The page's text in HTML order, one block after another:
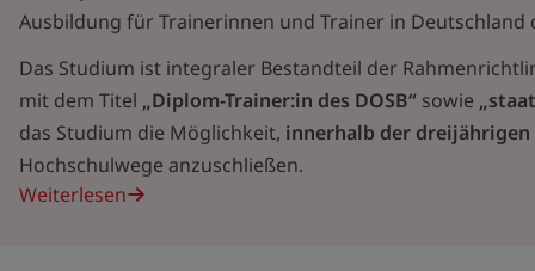
Ausbildung für Trainerinnen und Trainer in Deutschland
Das Studium ist integraler Bestandteil der
mit dem Titel „Diplom-Trainer:in des DOSB“ sowie
das Studium die Möglichkeit, innerhalb der dreijährigen
Hochschulwege anzuschließen.
Weiterlesen